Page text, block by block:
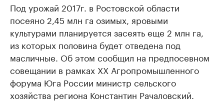
Под урожай 2017г. в Ростовской области
посеяно 2,45 млн га озимых, яровыми
культурами планируется засеять еще 2 млн га,
из которых половина будет отведена под
масличные. Об этом сообщил на предпосевном
совещании в рамках XX Агропромышленного
форума Юга России министр сельского
хозяйства региона Константин Рачаловский.